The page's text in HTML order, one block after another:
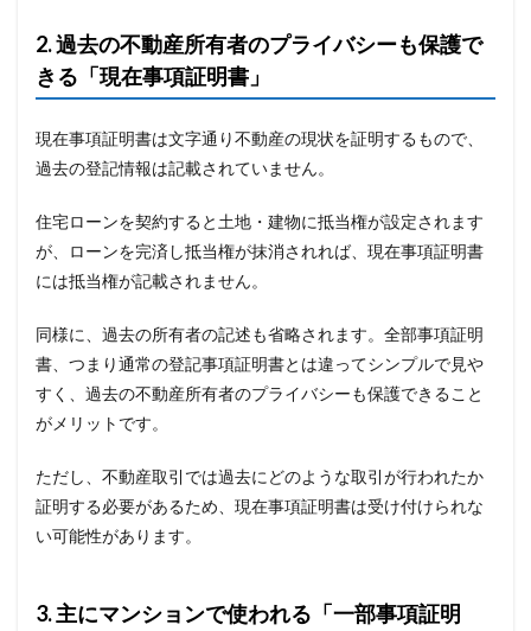
2. 過去の不動産所有者のプライバシーも保護で
きる「現在事項証明書」
現在事項証明書は文字通り不動産の現状を証明するもので、
過去の登記情報は記載されていません。
住宅ローンを契約すると土地・建物に抵当権が設定されます
が、ローンを完済し抵当権が抹消されれば、現在事項証明書
には抵当権が記載されません。
同様に、過去の所有者の記述も省略されます。全部事項証明
書、つまり通常の登記事項証明書とは違ってシンプルで見や
すく、過去の不動産所有者のプライバシーも保護できること
がメリットです。
ただし、不動産取引では過去にどのような取引が行われたか
証明する必要があるため、現在事項証明書は受け付けられな
い可能性があります。
3. 主にマンションで使われる「一部事項証明